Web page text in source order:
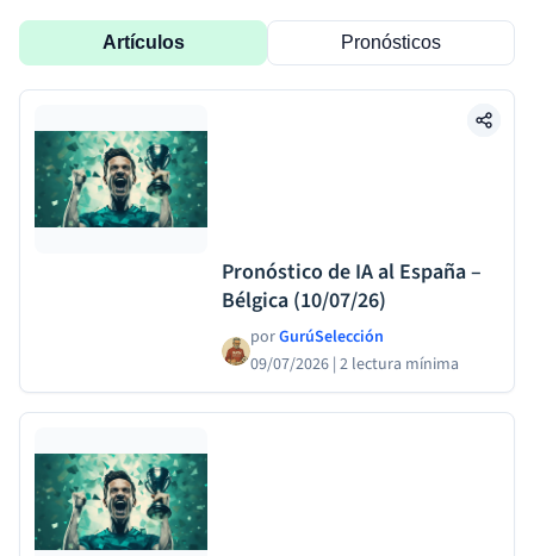
Artículos Pronósticos
Pronóstico de IA al España –
Bélgica (10/07/26)
porGurúSelección
09/07/2026 | 2 lectura mínima